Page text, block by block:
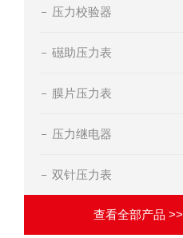
压力校验器
礠助压力表
膜片压力表
压力继电器
双针压力表
查看全部产品 >>